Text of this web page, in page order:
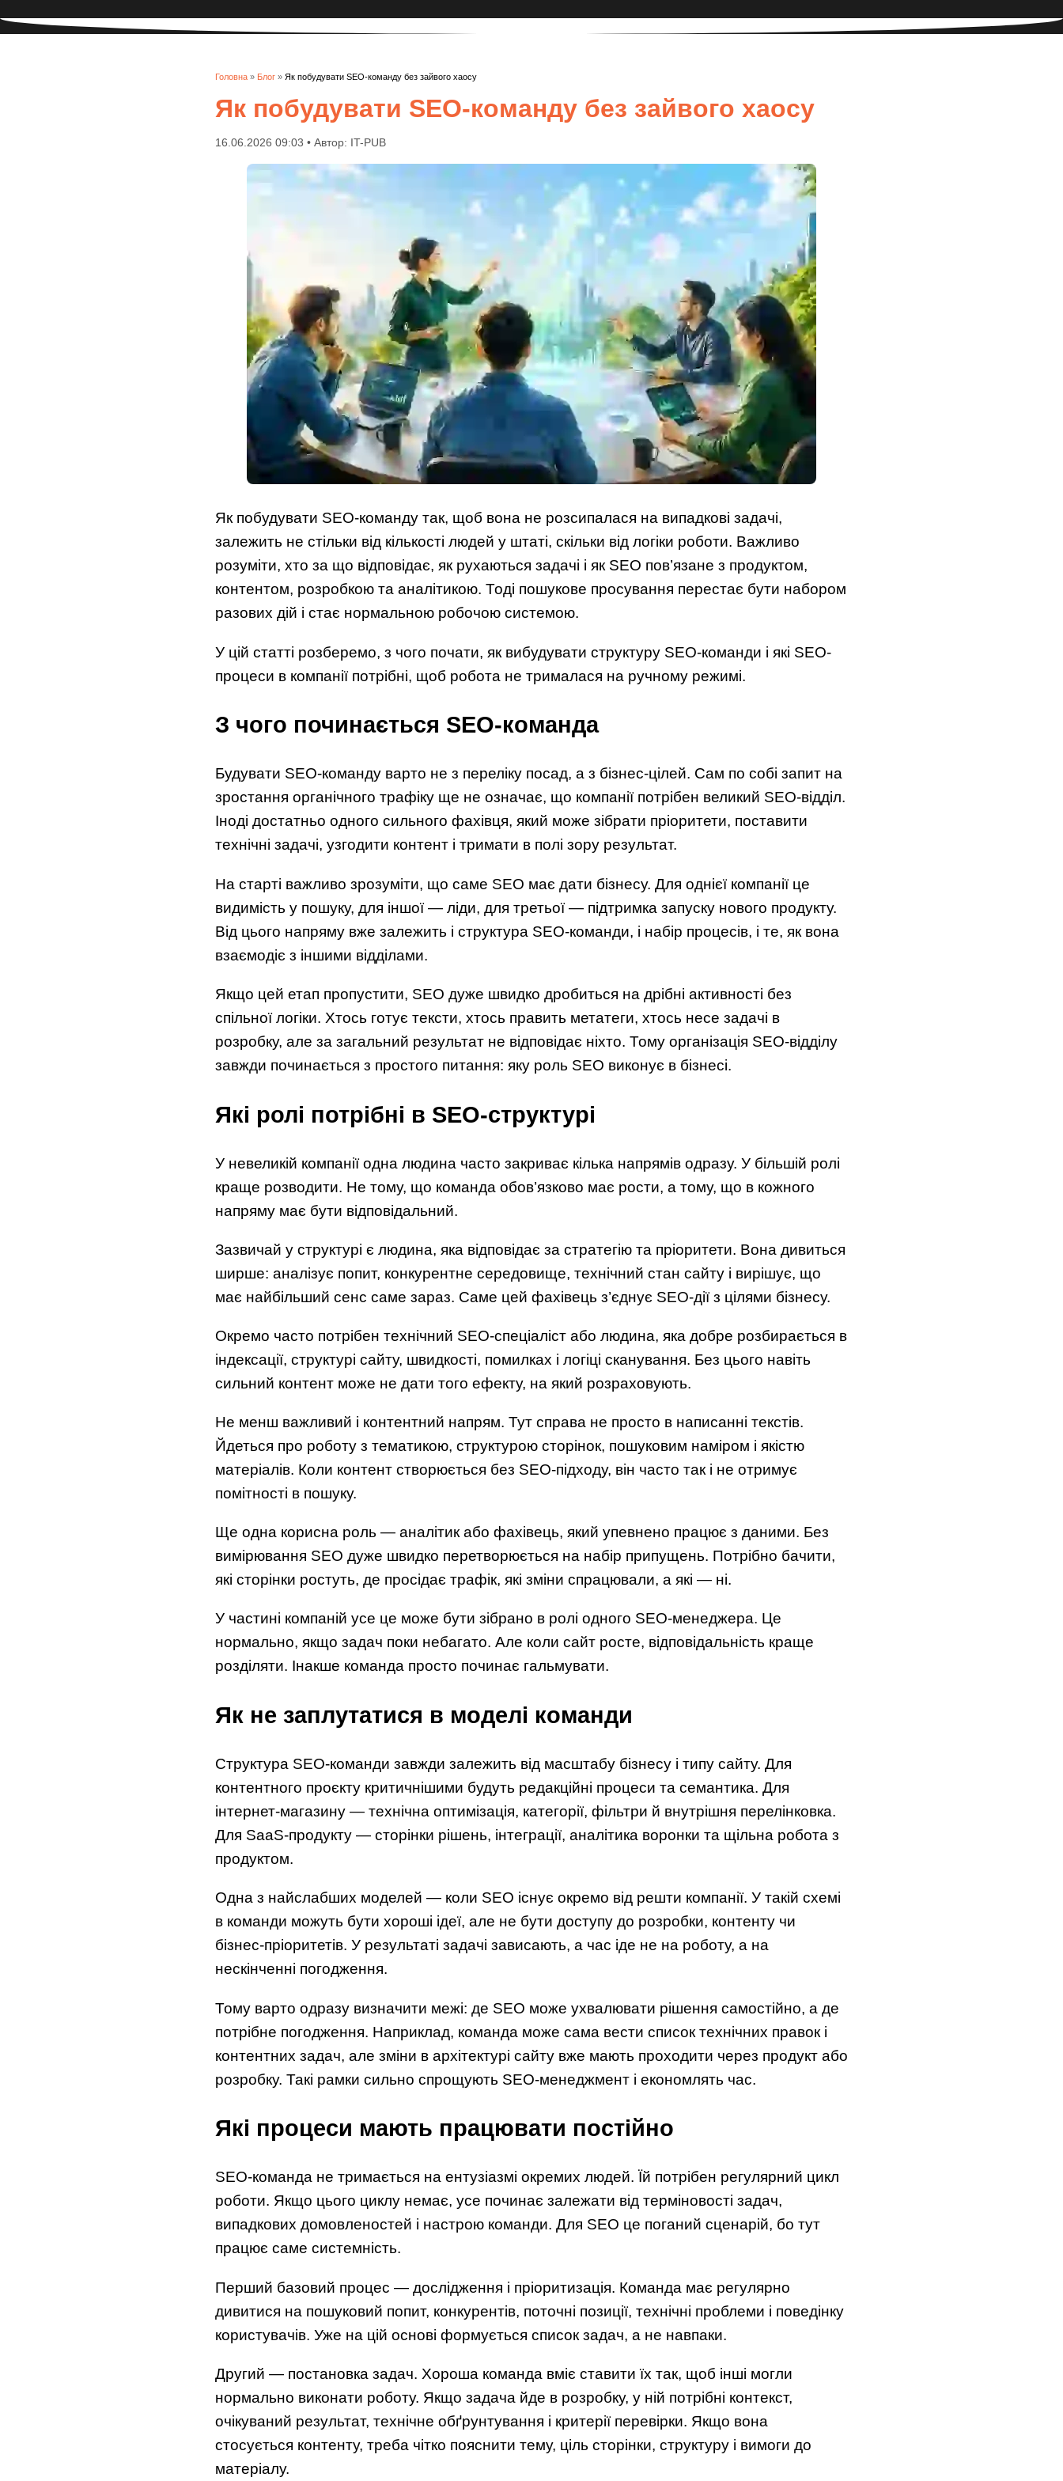
Головна » Блог » Як побудувати SEO-команду без зайвого хаосу
Як побудувати SEO-команду без зайвого хаосу
16.06.2026 09:03 • Автор: IT-PUB
Як побудувати SEO-команду так, щоб вона не розсипалася на випадкові задачі,
залежить не стільки від кількості людей у штаті, скільки від логіки роботи. Важливо
розуміти, хто за що відповідає, як рухаються задачі і як SEO пов’язане з продуктом,
контентом, розробкою та аналітикою. Тоді пошукове просування перестає бути набором
разових дій і стає нормальною робочою системою.
У цій статті розберемо, з чого почати, як вибудувати структуру SEO-команди і які SEO-
процеси в компанії потрібні, щоб робота не трималася на ручному режимі.
З чого починається SEO-команда
Будувати SEO-команду варто не з переліку посад, а з бізнес-цілей. Сам по собі запит на
зростання органічного трафіку ще не означає, що компанії потрібен великий SEO-відділ.
Іноді достатньо одного сильного фахівця, який може зібрати пріоритети, поставити
технічні задачі, узгодити контент і тримати в полі зору результат.
На старті важливо зрозуміти, що саме SEO має дати бізнесу. Для однієї компанії це
видимість у пошуку, для іншої — ліди, для третьої — підтримка запуску нового продукту.
Від цього напряму вже залежить і структура SEO-команди, і набір процесів, і те, як вона
взаємодіє з іншими відділами.
Якщо цей етап пропустити, SEO дуже швидко дробиться на дрібні активності без
спільної логіки. Хтось готує тексти, хтось править метатеги, хтось несе задачі в
розробку, але за загальний результат не відповідає ніхто. Тому організація SEO-відділу
завжди починається з простого питання: яку роль SEO виконує в бізнесі.
Які ролі потрібні в SEO-структурі
У невеликій компанії одна людина часто закриває кілька напрямів одразу. У більшій ролі
краще розводити. Не тому, що команда обов’язково має рости, а тому, що в кожного
напряму має бути відповідальний.
Зазвичай у структурі є людина, яка відповідає за стратегію та пріоритети. Вона дивиться
ширше: аналізує попит, конкурентне середовище, технічний стан сайту і вирішує, що
має найбільший сенс саме зараз. Саме цей фахівець з’єднує SEO-дії з цілями бізнесу.
Окремо часто потрібен технічний SEO-спеціаліст або людина, яка добре розбирається в
індексації, структурі сайту, швидкості, помилках і логіці сканування. Без цього навіть
сильний контент може не дати того ефекту, на який розраховують.
Не менш важливий і контентний напрям. Тут справа не просто в написанні текстів.
Йдеться про роботу з тематикою, структурою сторінок, пошуковим наміром і якістю
матеріалів. Коли контент створюється без SEO-підходу, він часто так і не отримує
помітності в пошуку.
Ще одна корисна роль — аналітик або фахівець, який упевнено працює з даними. Без
вимірювання SEO дуже швидко перетворюється на набір припущень. Потрібно бачити,
які сторінки ростуть, де просідає трафік, які зміни спрацювали, а які — ні.
У частині компаній усе це може бути зібрано в ролі одного SEO-менеджера. Це
нормально, якщо задач поки небагато. Але коли сайт росте, відповідальність краще
розділяти. Інакше команда просто починає гальмувати.
Як не заплутатися в моделі команди
Структура SEO-команди завжди залежить від масштабу бізнесу і типу сайту. Для
контентного проєкту критичнішими будуть редакційні процеси та семантика. Для
інтернет-магазину — технічна оптимізація, категорії, фільтри й внутрішня перелінковка.
Для SaaS-продукту — сторінки рішень, інтеграції, аналітика воронки та щільна робота з
продуктом.
Одна з найслабших моделей — коли SEO існує окремо від решти компанії. У такій схемі
в команди можуть бути хороші ідеї, але не бути доступу до розробки, контенту чи
бізнес-пріоритетів. У результаті задачі зависають, а час іде не на роботу, а на
нескінченні погодження.
Тому варто одразу визначити межі: де SEO може ухвалювати рішення самостійно, а де
потрібне погодження. Наприклад, команда може сама вести список технічних правок і
контентних задач, але зміни в архітектурі сайту вже мають проходити через продукт або
розробку. Такі рамки сильно спрощують SEO-менеджмент і економлять час.
Які процеси мають працювати постійно
SEO-команда не тримається на ентузіазмі окремих людей. Їй потрібен регулярний цикл
роботи. Якщо цього циклу немає, усе починає залежати від терміновості задач,
випадкових домовленостей і настрою команди. Для SEO це поганий сценарій, бо тут
працює саме системність.
Перший базовий процес — дослідження і пріоритизація. Команда має регулярно
дивитися на пошуковий попит, конкурентів, поточні позиції, технічні проблеми і поведінку
користувачів. Уже на цій основі формується список задач, а не навпаки.
Другий — постановка задач. Хороша команда вміє ставити їх так, щоб інші могли
нормально виконати роботу. Якщо задача йде в розробку, у ній потрібні контекст,
очікуваний результат, технічне обґрунтування і критерії перевірки. Якщо вона
стосується контенту, треба чітко пояснити тему, ціль сторінки, структуру і вимоги до
матеріалу.